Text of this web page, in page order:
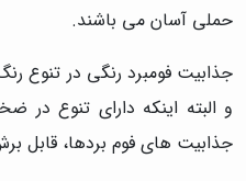
حملی آسان می باشند.
جذابیت فومبرد رنگی در تنوع
و البته اینکه دارای تنوع در
جذابیت های فوم بردها، قابل